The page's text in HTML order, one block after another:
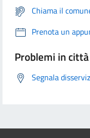
Chiama il
Prenota un
Problemi in città
Segnala